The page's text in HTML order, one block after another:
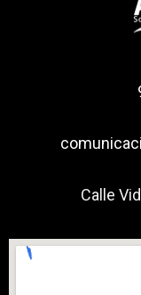
Calle